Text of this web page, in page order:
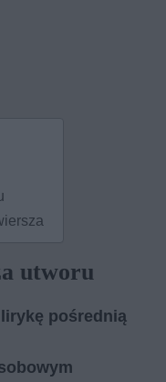
utworu
lirykę pośrednią